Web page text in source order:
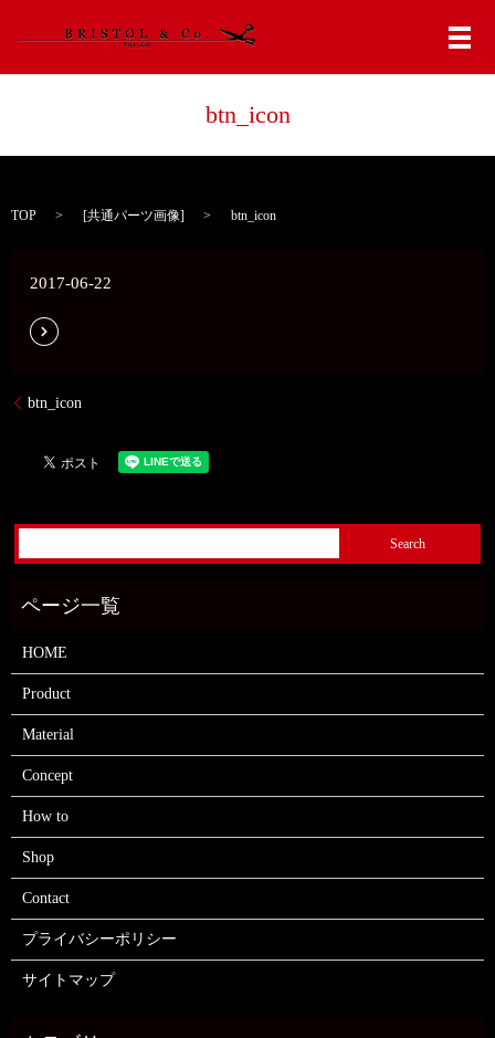
メ
btn_icon
TOP [共通パーツ画像] btn_icon
2017-06-22
btn_icon
HOME
Product
Material
Concept
How to
Shop
Contact
プライバシーポリシー
サイトマップ